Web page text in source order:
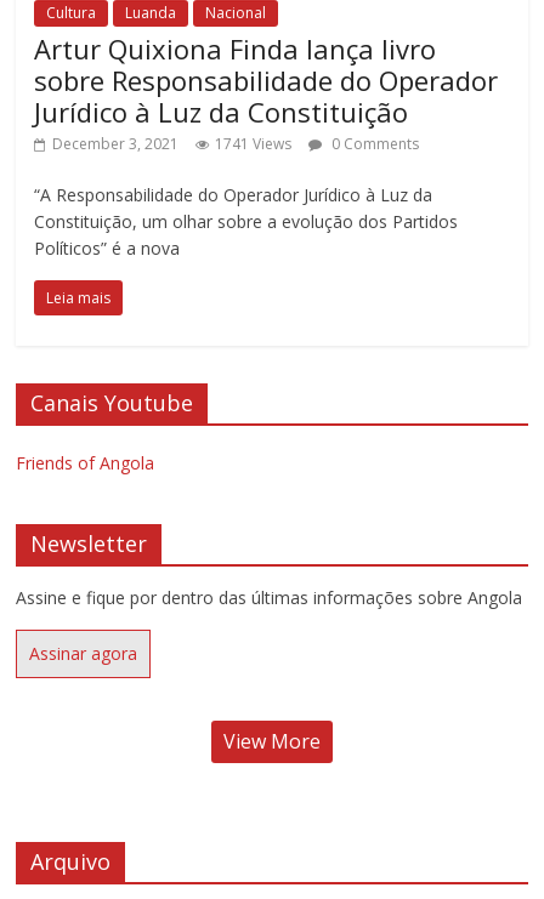
Cultura Luanda Nacional
Artur Quixiona Finda lança livro
sobre Responsabilidade do Operador
Jurídico à Luz da Constituição
December 3, 2021 1741 Views 0 Comments
“A Responsabilidade do Operador Jurídico à Luz da
Constituição, um olhar sobre a evolução dos Partidos
Políticos” é a nova
Leia mais
Canais Youtube
Friends of Angola
Newsletter
Assine e fique por dentro das últimas informações sobre Angola
Assinar agora
View More
Arquivo